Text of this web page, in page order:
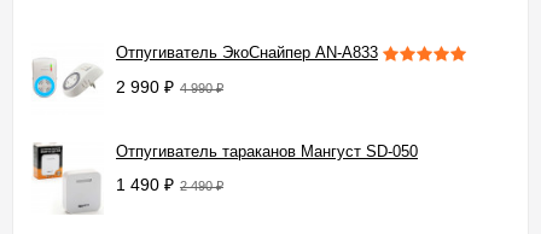
Отпугиватель ЭкоСнайпер AN-A833
2 990 ₽ 4 990₽
Отпугиватель тараканов Мангуст SD-050
1 490 ₽ 2 490₽